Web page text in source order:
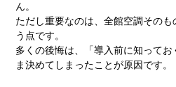
ん。
ただし重要なのは、全館空調その
う点です。
多くの後悔は、「導入前に知って
ま決めてしまったことが原因です。